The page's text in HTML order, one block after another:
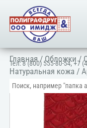
Тел:8 (800) 555-80-54,+7
Главная/Обложки/
Натуральная кожа /